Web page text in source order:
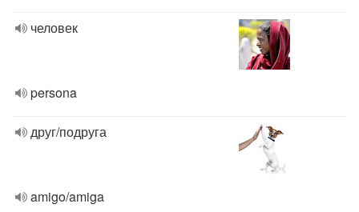
человек
persona
друг/подруга
amigo/amiga